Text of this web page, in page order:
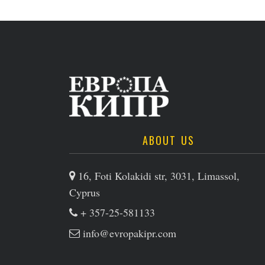
ABOUT US
16, Foti Kolakidi str, 3031, Limassol,
Cyprus
+ 357-25-581133
info@evropakipr.com